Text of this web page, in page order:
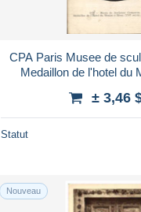
CPA Paris Musee de
Medaillon de l'hotel du
± 3,46
Statut
Nouveau